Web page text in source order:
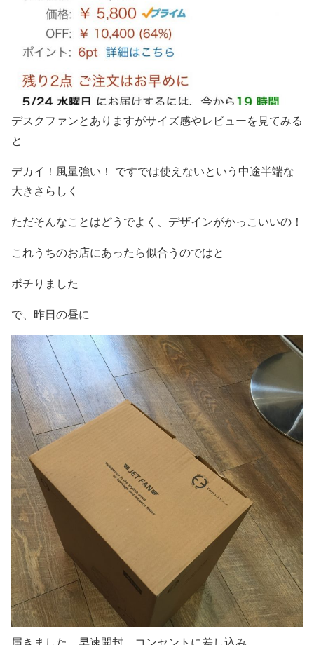
デスクファンとありますがサイズ感やレビューを見てみる
と
デカイ！風量強い！ ですでは使えないという中途半端な
大きさらしく
ただそんなことはどうでよく、デザインがかっこいいの！
これうちのお店にあったら似合うのではと
ポチりました
で、昨日の昼に
届きました、早速開封、コンセントに差し込み